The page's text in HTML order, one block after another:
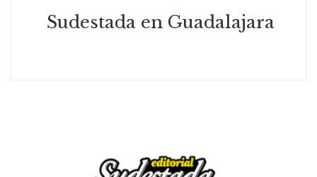
Sudestada en Guadalajara